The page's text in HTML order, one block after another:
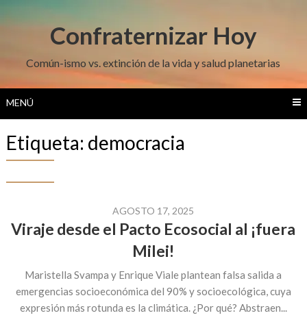
Confraternizar Hoy
Común-ismo vs. extinción de la vida y salud planetarias
MENÚ
Etiqueta: democracia
AGOSTO 17, 2025
Viraje desde el Pacto Ecosocial al ¡fuera
Milei!
Maristella Svampa y Enrique Viale plantean falsa salida a
emergencias socioeconómica del 90% y socioecológica, cuya
expresión más rotunda es la climática. ¿Por qué? Abstraen...